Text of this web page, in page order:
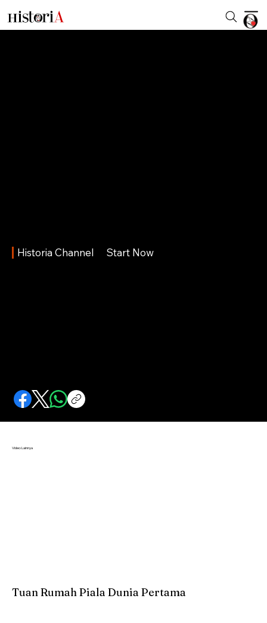
Historia Channel Start Now
Video Lainnya
Tuan Rumah Piala Dunia Pertama